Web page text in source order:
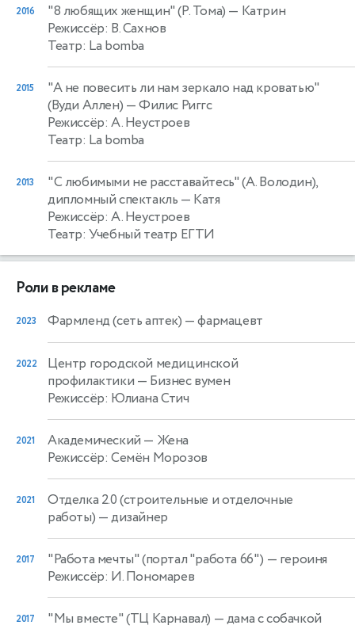
2016 "8 любящих женщин" (Р. Тома) — Катрин
Режиссёр: В. Сахнов
Театр: La bomba
2015
"А не повесить ли нам зеркало над кроватью"
(Вуди Аллен) — Филис Риггс
Режиссёр: А. Неустроев
Театр: La bomba
2013
"С любимыми не расставайтесь" (А. Володин),
дипломный спектакль — Катя
Режиссёр: А. Неустроев
Театр: Учебный театр ЕГТИ
Роли в рекламе
2023 Фармленд (сеть аптек) — фармацевт
2022
Центр городской медицинской
профилактики — Бизнес вумен
Режиссёр: Юлиана Стич
2021 Академический — Жена
Режиссёр: Семён Морозов
2021
Отделка 2.0 (строительные и отделочные
работы) — дизайнер
2017 "Работа мечты" (портал "работа 66") — героиня
Режиссёр: И. Пономарев
2017 "Мы вместе" (ТЦ Карнавал) — дама с собачкой